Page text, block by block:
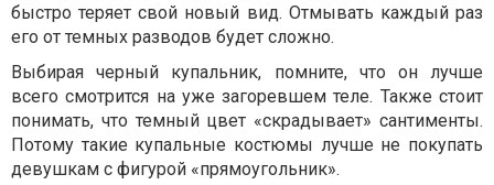
быстро теряет свой новый вид. Отмывать каждый раз
его от темных разводов будет сложно.
Выбирая черный купальник, помните, что он лучше
всего смотрится на уже загоревшем теле. Также стоит
понимать, что темный цвет «скрадывает» сантименты.
Потому такие купальные костюмы лучше не покупать
девушкам с фигурой «прямоугольник».